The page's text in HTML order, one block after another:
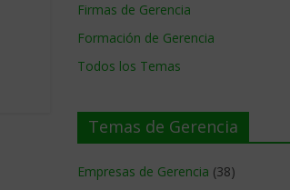
Firmas de Gerencia
Formación de Gerencia
Todos los Temas
Temas de Gerencia
Empresas de Gerencia (38)